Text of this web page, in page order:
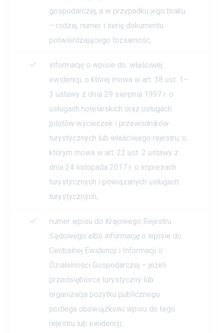
gospodarczej, a w przypadku jego braku
– rodzaj, numer i serię dokumentu
potwierdzającego tożsamość;
informację o wpisie do: właściwej
ewidencji, o której mowa w art. 38 ust. 1–
3 ustawy z dnia 29 sierpnia 1997 r. o
usługach hotelarskich oraz usługach
pilotów wycieczek i przewodników
turystycznych lub właściwego rejestru, o
którym mowa w art. 22 ust. 2 ustawy z
dnia 24 listopada 2017 r. o imprezach
turystycznych i powiązanych usługach
turystycznych;
numer wpisu do Krajowego Rejestru
Sądowego albo informację o wpisie do
Centralnej Ewidencji i Informacji o
Działalności Gospodarczej – jeżeli
przedsiębiorca turystyczny lub
organizacja pożytku publicznego
podlega obowiązkowi wpisu do tego
rejestru lub ewidencji;